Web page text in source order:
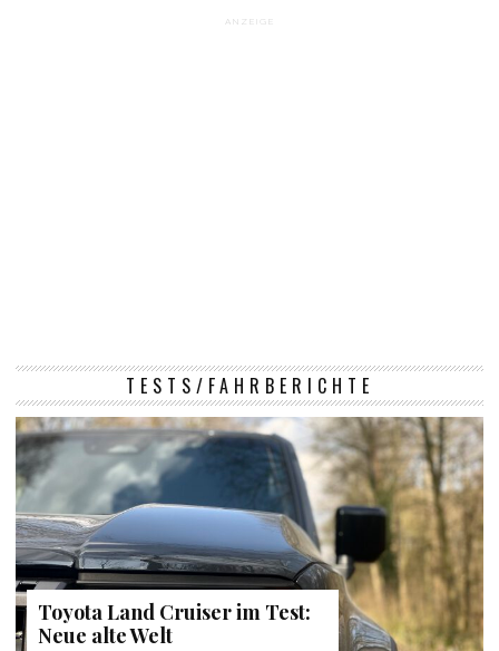
ANZEIGE
TESTS/FAHRBERICHTE
Toyota Land Cruiser im Test:
Neue alte Welt